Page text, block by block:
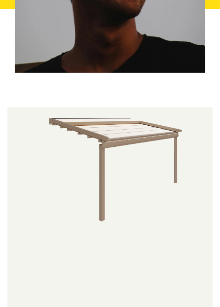
Productoverzicht